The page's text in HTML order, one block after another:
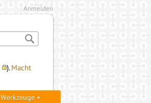
Anmelden
).Macht
Werkzeuge